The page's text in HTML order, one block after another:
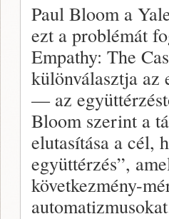
Paul Bloom a
ezt a problémát
Empathy: The
különválasztja
— az
Bloom szerint a
elutasítása a cél,
együttérzés”,
következmény-